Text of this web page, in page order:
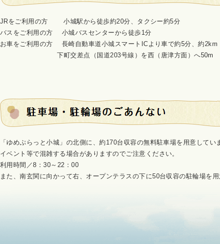
JRをご利用の方 小城駅から徒歩約20分、タクシー約5分
バスをご利用の方 小城バスセンターから徒歩1分
お車をご利用の方 長崎自動車道小城スマートICより車で約5分、約2km
下町交差点（国道203号線）を西（唐津方面）へ50m
「ゆめぷらっと小城」の北側に、約170台収容の無料駐車場を用意してい
イベント等で混雑する場合がありますのでご注意ください。
利用時間／8：30～22：00
また、南玄関に向かって右、オープンテラスの下に50台収容の駐輪場を